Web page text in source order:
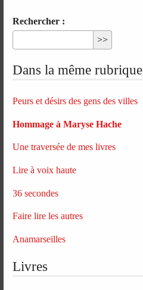
Rechercher :
Dans la même rubrique
Peurs et désirs des gens des villes
Hommage à Maryse Hache
Une traversée de mes livres
Lire à voix haute
36 secondes
Faire lire les autres
Anamarseilles
Livres